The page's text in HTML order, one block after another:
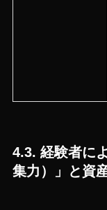
4.3. 経験者に
集力）」と資